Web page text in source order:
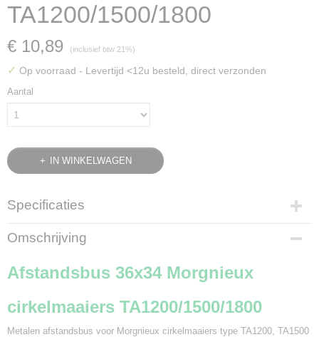
TA1200/1500/1800
€ 10,89 (inclusief btw 21%)
✓ Op voorraad - Levertijd <12u besteld, direct verzonden
Aantal
IN WINKELWAGEN
Specificaties
Bruto gewicht
0,15 Kg
Omschrijving
Afstandsbus 36x34 Morgnieux
cirkelmaaiers TA1200/1500/1800
Metalen afstandsbus voor Morgnieux cirkelmaaiers type TA1200, TA1500